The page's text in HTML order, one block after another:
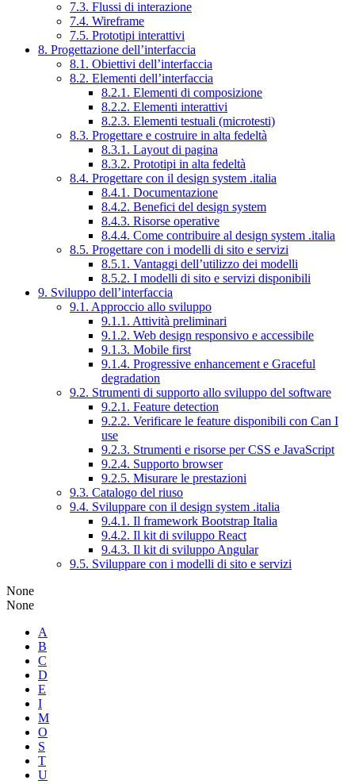
7.3. Flussi di interazione
7.4. Wireframe
7.5. Prototipi interattivi
8. Progettazione dell’interfaccia
8.1. Obiettivi dell’interfaccia
8.2. Elementi dell’interfaccia
8.2.1. Elementi di composizione
8.2.2. Elementi interattivi
8.2.3. Elementi testuali (microtesti)
8.3. Progettare e costruire in alta fedeltà
8.3.1. Layout di pagina
8.3.2. Prototipi in alta fedeltà
8.4. Progettare con il design system .italia
8.4.1. Documentazione
8.4.2. Benefici del design system
8.4.3. Risorse operative
8.4.4. Come contribuire al design system .italia
8.5. Progettare con i modelli di sito e servizi
8.5.1. Vantaggi dell’utilizzo dei modelli
8.5.2. I modelli di sito e servizi disponibili
9. Sviluppo dell’interfaccia
9.1. Approccio allo sviluppo
9.1.1. Attività preliminari
9.1.2. Web design responsivo e accessibile
9.1.3. Mobile first
9.1.4. Progressive enhancement e Graceful
degradation
9.2. Strumenti di supporto allo sviluppo del software
9.2.1. Feature detection
9.2.2. Verificare le feature disponibili con Can I
use
9.2.3. Strumenti e risorse per CSS e JavaScript
9.2.4. Supporto browser
9.2.5. Misurare le prestazioni
9.3. Catalogo del riuso
9.4. Sviluppare con il design system .italia
9.4.1. Il framework Bootstrap Italia
9.4.2. Il kit di sviluppo React
9.4.3. Il kit di sviluppo Angular
9.5. Sviluppare con i modelli di sito e servizi
None
None
A
B
C
D
E
I
M
O
S
T
U